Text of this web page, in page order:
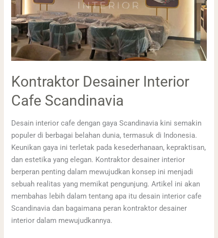
Kontraktor Desainer Interior
Cafe Scandinavia
Desain interior cafe dengan gaya Scandinavia kini semakin
populer di berbagai belahan dunia, termasuk di Indonesia.
Keunikan gaya ini terletak pada kesederhanaan, kepraktisan,
dan estetika yang elegan. Kontraktor desainer interior
berperan penting dalam mewujudkan konsep ini menjadi
sebuah realitas yang memikat pengunjung. Artikel ini akan
membahas lebih dalam tentang apa itu desain interior cafe
Scandinavia dan bagaimana peran kontraktor desainer
interior dalam mewujudkannya.